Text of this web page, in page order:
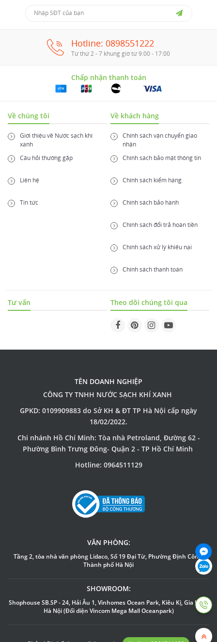
Hotline: 0898551222
Từ thứ 2 - 7 khung giờ từ 9:00 - 17:00
Chấp nhận thanh toán
Về chúng tôi
Giới thiệu về Nước sạch khí
xanh
Câu hỏi thường gặp
Liên hệ
Tin tức
Về khách hàng
Chính sách vận chuyển giao
nhận
Chính sách bảo mật thông tin
Chính sách kiểm hàng
Chính sách bảo hành
Chính sách đổi trả hoàn tiền
Chính sách xử lý khiếu nại
Chính sách thanh toán
Tư vấn Theo dõi chúng tôi qua
TÊN DOANH NGHIỆP
CÔNG TY TNHH NƯỚC SẠCH KHÍ XANH
GPKD: 0109909883 do Sở KH & ĐT TP Hà Nội cấp ngày
18/02/2022.
Chi nhánh Hồ Chí Minh: Tòa nhà Petroland, Đường 62 -
Phường Bình Trưng Đông- Quận 2 - TP Hồ Chí Minh
Hotline: 0964511129
VĂN PHÒNG:
Tầng 2, tòa nhà văn phòng Lidaco, Số 19 Đại Từ, Phường Định Công,
Thành phố Hà Nội
SHOWROOM:
Shophouse SB.SP - 24, Hải Âu 1, Vinhomes Ocean Park, Kiêu Kị, Gia Lâm,
Hà Nội (Đối diện Vincom Mega Mall Oceanpark)